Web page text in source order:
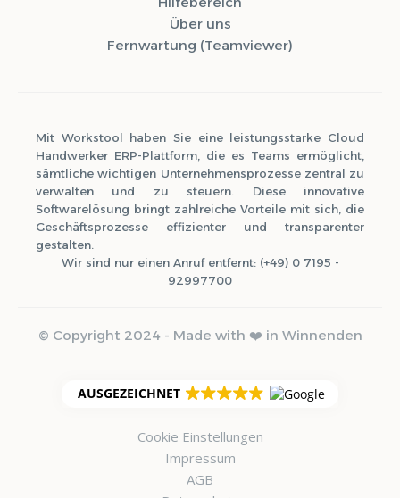
Über uns
Fernwartung (Teamviewer)
Mit Workstool haben Sie eine leistungsstarke Cloud
Handwerker ERP-Plattform, die es Teams ermöglicht,
sämtliche wichtigen Unternehmensprozesse zentral zu
verwalten und zu steuern. Diese innovative
Softwarelösung bringt zahlreiche Vorteile mit sich, die
Geschäftsprozesse effizienter und transparenter
gestalten.
Wir sind nur einen Anruf entfernt: (+49) 0 7195 -
92997700
© Copyright 2024 - Made with ❤️ in Winnenden
AUSGEZEICHNET
Cookie Einstellungen
Impressum
AGB